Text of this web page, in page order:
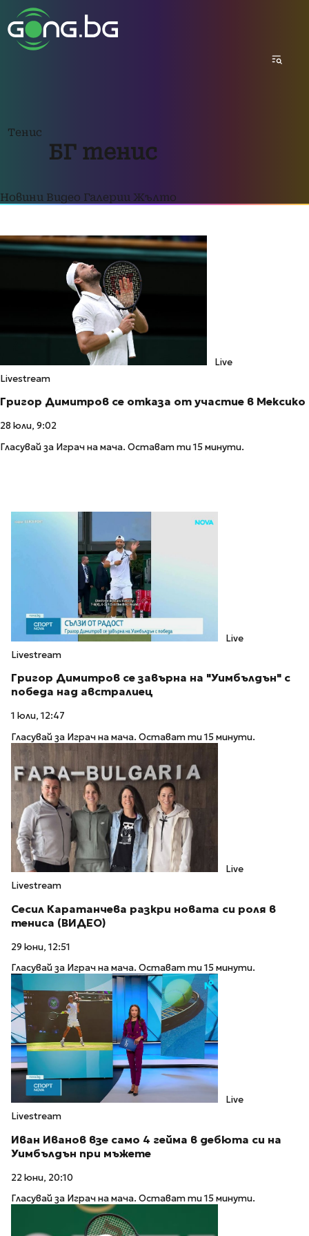
Тенис
БГ тенис
Новини Видео Галерии Жълто
Live
Livestream
Григор Димитров се отказа от участие в Мексико
28 юли, 9:02
Гласувай за Играч на мача. Остават ти 15 минути.
Live
Livestream
Григор Димитров се завърна на "Уимбълдън" с
победа над австралиец
1 юли, 12:47
Гласувай за Играч на мача. Остават ти 15 минути.
Live
Livestream
Сесил Каратанчева разкри новата си роля в
тениса (ВИДЕО)
29 юни, 12:51
Гласувай за Играч на мача. Остават ти 15 минути.
Live
Livestream
Иван Иванов взе само 4 гейма в дебюта си на
Уимбълдън при мъжете
22 юни, 20:10
Гласувай за Играч на мача. Остават ти 15 минути.